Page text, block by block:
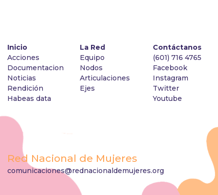
Inicio
Acciones
Documentacion
Noticias
Rendición
Habeas data
La Red
Equipo
Nodos
Articulaciones
Ejes
Contáctanos
(601) 716 4765
Facebook
Instagram
Twitter
Youtube
Red Nacional de Mujeres
comunicaciones@rednacionaldemujeres.org